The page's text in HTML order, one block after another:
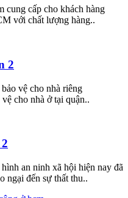
cung cấp cho khách hàng
với chất lượng hàng..
2
vệ cho nhà riêng
cho nhà ở tại quận..
an ninh xã hội hiện nay đã
ngại đến sự thất thu..